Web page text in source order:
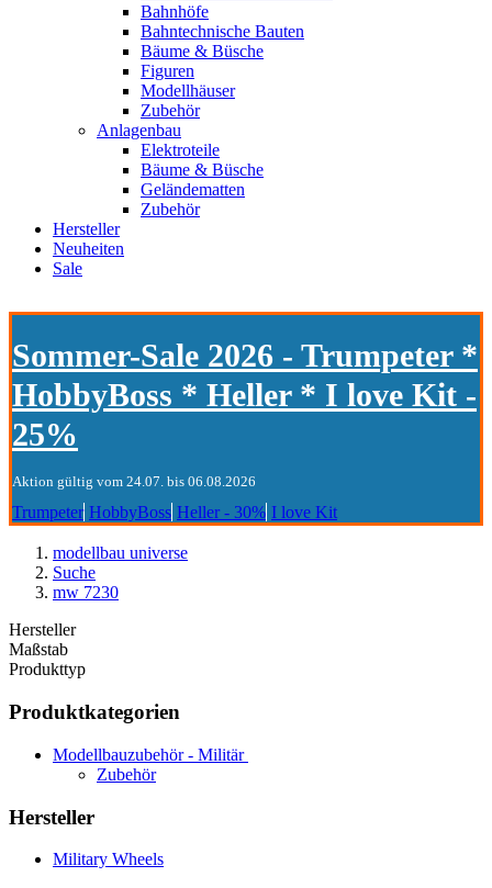
Bahnhöfe
Bahntechnische Bauten
Bäume & Büsche
Figuren
Modellhäuser
Zubehör
Anlagenbau
Elektroteile
Bäume & Büsche
Geländematten
Zubehör
Hersteller
Neuheiten
Sale
Sommer-Sale 2026 - Trumpeter *
HobbyBoss * Heller * I love Kit -
25%
Aktion gültig vom 24.07. bis 06.08.2026
Trumpeter HobbyBoss Heller - 30% I love Kit
modellbau universe
Suche
mw 7230
Hersteller
Maßstab
Produkttyp
Produktkategorien
Modellbauzubehör - Militär
Zubehör
Hersteller
Military Wheels